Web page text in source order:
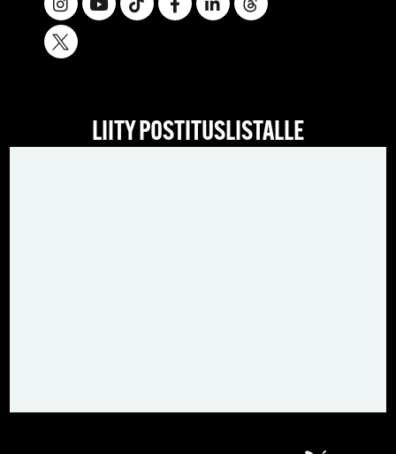
LIITY POSTITUSLISTALLE